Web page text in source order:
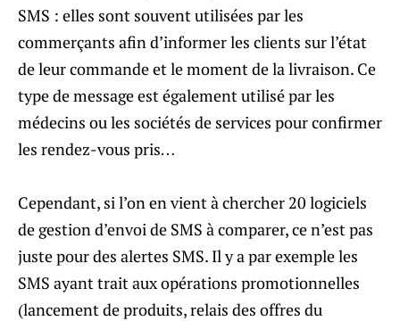
SMS : elles sont souvent utilisées par les
commerçants afin d’informer les clients sur l’état
de leur commande et le moment de la livraison. Ce
type de message est également utilisé par les
médecins ou les sociétés de services pour confirmer
les rendez-vous pris…
Cependant, si l’on en vient à chercher 20 logiciels
de gestion d’envoi de SMS à comparer, ce n’est pas
juste pour des alertes SMS. Il y a par exemple les
SMS ayant trait aux opérations promotionnelles
(lancement de produits, relais des offres du